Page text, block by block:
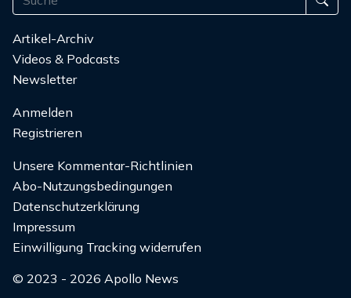
Artikel-Archiv
Videos & Podcasts
Newsletter
Anmelden
Registrieren
Unsere Kommentar-Richtlinien
Abo-Nutzungsbedingungen
Datenschutzerklärung
Impressum
Einwilligung Tracking widerrufen
© 2023 - 2026 Apollo News